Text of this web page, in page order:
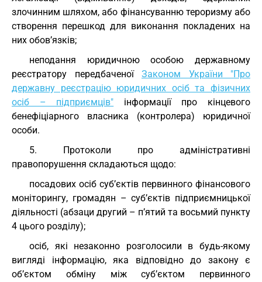
злочинним шляхом, або фінансуванню тероризму або
створення перешкод для виконання покладених на
них обов’язків;
неподання юридичною особою державному
реєстратору передбаченої Законом України "Про
державну реєстрацію юридичних осіб та фізичних
осіб – підприємців" інформації про кінцевого
бенефіціарного власника (контролера) юридичної
особи.
5. Протоколи про адміністративні
правопорушення складаються щодо:
посадових осіб суб’єктів первинного фінансового
моніторингу, громадян – суб’єктів підприємницької
діяльності (абзаци другий – п’ятий та восьмий пункту
4 цього розділу);
осіб, які незаконно розголосили в будь-якому
вигляді інформацію, яка відповідно до закону є
об’єктом обміну між суб’єктом первинного